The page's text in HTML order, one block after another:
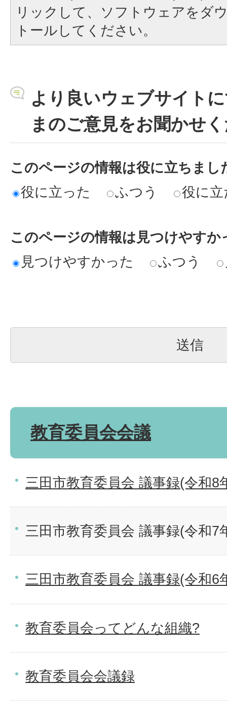
リックして、ソフトウェアをダ
トールしてください。
より良いウェブサイト
まのご意見をお聞かせ
このページの情報は役に立ちまし
役に立った
ふつう 役に
このページの情報は見つけやすか
見つけやすかった
ふつう
教育委員会会議
三田市教育委員会 議事録(令和8
三田市教育委員会 議事録(令和7
三田市教育委員会 議事録(令和6
教育委員会ってどんな組織?
教育委員会会議録